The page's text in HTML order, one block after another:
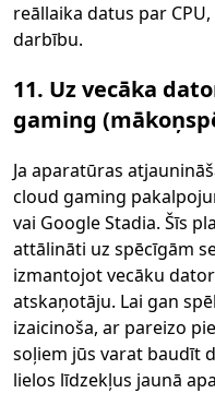
reāllaika datus par
darbību.
11. Uz vecāka
gaming
Ja aparatūras
cloud gaming
vai Google Stadia. Šīs
attālināti uz spēcīgām
izmantojot vecāku
atskaņotāju. Lai gan
izaicinoša, ar pareizo
soļiem jūs varat baudīt
lielos līdzekļus jaunā